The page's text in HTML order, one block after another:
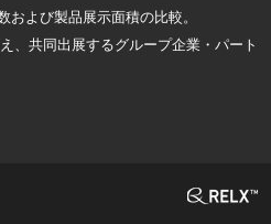
よび製品展示面積の比較。
、共同出展するグループ企業・パート